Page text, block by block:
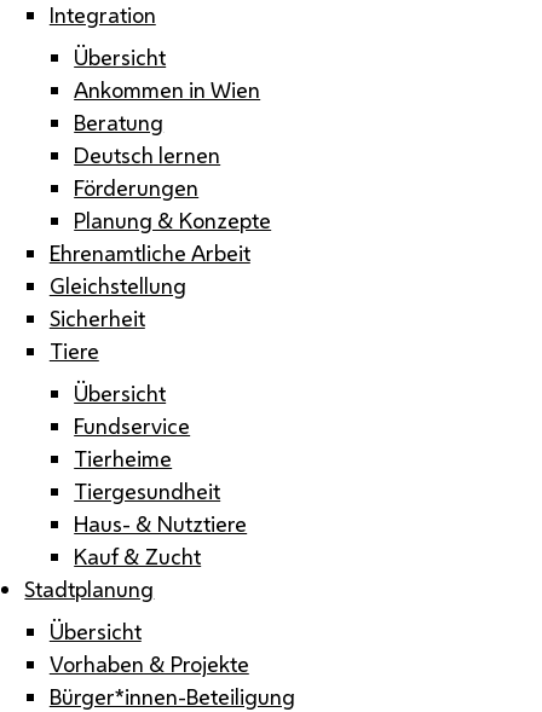
Integration
Übersicht
Ankommen in Wien
Beratung
Deutsch lernen
Förderungen
Planung & Konzepte
Ehrenamtliche Arbeit
Gleichstellung
Sicherheit
Tiere
Übersicht
Fundservice
Tierheime
Tiergesundheit
Haus- & Nutztiere
Kauf & Zucht
Stadtplanung
Übersicht
Vorhaben & Projekte
Bürger*innen-Beteiligung